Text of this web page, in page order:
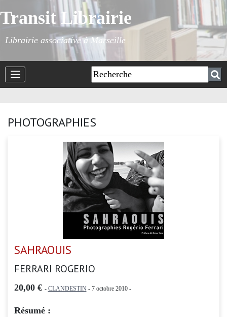
Transit Librairie
Librairie associative à Marseille
PHOTOGRAPHIES
SAHRAOUIS
FERRARI ROGERIO
20,00 € - CLANDESTIN- 7 octobre 2010 -
Résumé :